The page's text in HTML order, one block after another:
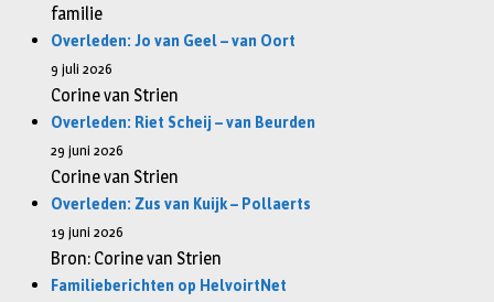
familie
Overleden: Jo van Geel – van Oort
9 juli 2026
Corine van Strien
Overleden: Riet Scheij – van Beurden
29 juni 2026
Corine van Strien
Overleden: Zus van Kuijk – Pollaerts
19 juni 2026
Bron: Corine van Strien
Familieberichten op HelvoirtNet